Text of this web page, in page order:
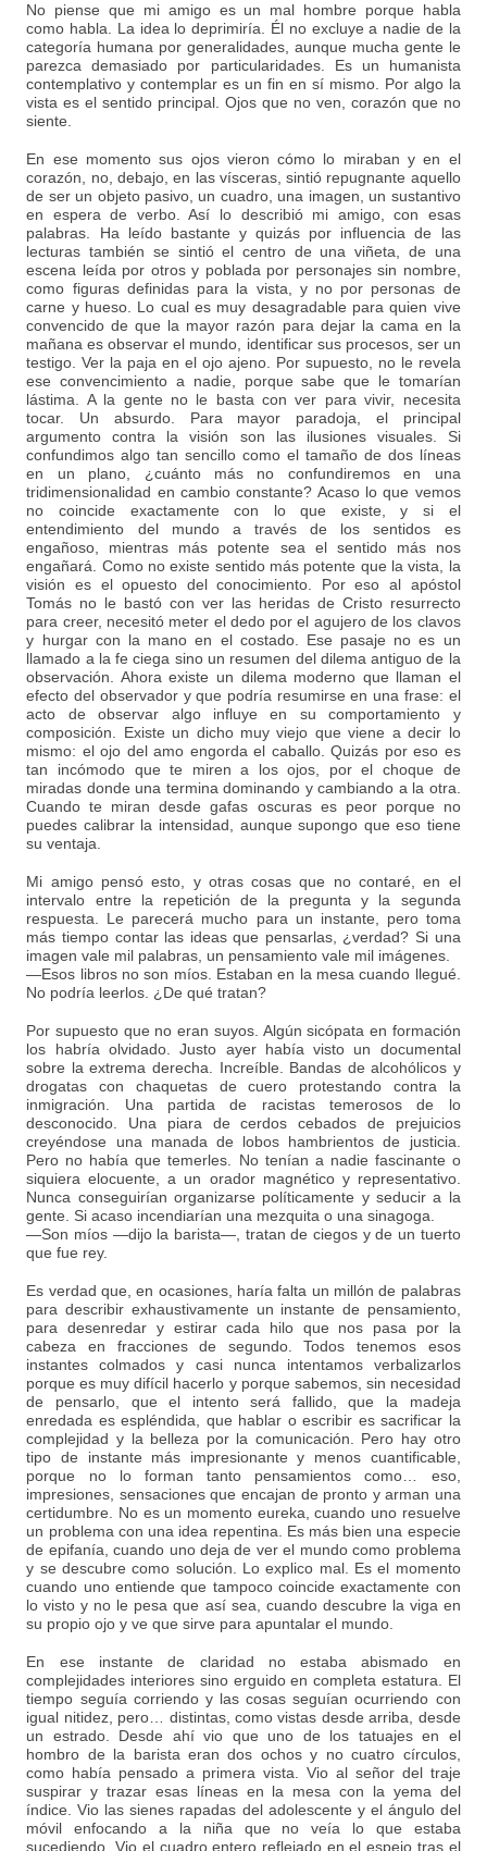
No piense que mi amigo es un mal hombre porque habla
como habla. La idea lo deprimiría. Él no excluye a nadie de la
categoría humana por generalidades, aunque mucha gente le
parezca demasiado por particularidades. Es un humanista
contemplativo y contemplar es un fin en sí mismo. Por algo la
vista es el sentido principal. Ojos que no ven, corazón que no
siente.
En ese momento sus ojos vieron cómo lo miraban y en el
corazón, no, debajo, en las vísceras, sintió repugnante aquello
de ser un objeto pasivo, un cuadro, una imagen, un sustantivo
en espera de verbo. Así lo describió mi amigo, con esas
palabras. Ha leído bastante y quizás por influencia de las
lecturas también se sintió el centro de una viñeta, de una
escena leída por otros y poblada por personajes sin nombre,
como figuras definidas para la vista, y no por personas de
carne y hueso. Lo cual es muy desagradable para quien vive
convencido de que la mayor razón para dejar la cama en la
mañana es observar el mundo, identificar sus procesos, ser un
testigo. Ver la paja en el ojo ajeno. Por supuesto, no le revela
ese convencimiento a nadie, porque sabe que le tomarían
lástima. A la gente no le basta con ver para vivir, necesita
tocar. Un absurdo. Para mayor paradoja, el principal
argumento contra la visión son las ilusiones visuales. Si
confundimos algo tan sencillo como el tamaño de dos líneas
en un plano, ¿cuánto más no confundiremos en una
tridimensionalidad en cambio constante? Acaso lo que vemos
no coincide exactamente con lo que existe, y si el
entendimiento del mundo a través de los sentidos es
engañoso, mientras más potente sea el sentido más nos
engañará. Como no existe sentido más potente que la vista, la
visión es el opuesto del conocimiento. Por eso al apóstol
Tomás no le bastó con ver las heridas de Cristo resurrecto
para creer, necesitó meter el dedo por el agujero de los clavos
y hurgar con la mano en el costado. Ese pasaje no es un
llamado a la fe ciega sino un resumen del dilema antiguo de la
observación. Ahora existe un dilema moderno que llaman el
efecto del observador y que podría resumirse en una frase: el
acto de observar algo influye en su comportamiento y
composición. Existe un dicho muy viejo que viene a decir lo
mismo: el ojo del amo engorda el caballo. Quizás por eso es
tan incómodo que te miren a los ojos, por el choque de
miradas donde una termina dominando y cambiando a la otra.
Cuando te miran desde gafas oscuras es peor porque no
puedes calibrar la intensidad, aunque supongo que eso tiene
su ventaja.
Mi amigo pensó esto, y otras cosas que no contaré, en el
intervalo entre la repetición de la pregunta y la segunda
respuesta. Le parecerá mucho para un instante, pero toma
más tiempo contar las ideas que pensarlas, ¿verdad? Si una
imagen vale mil palabras, un pensamiento vale mil imágenes.
—Esos libros no son míos. Estaban en la mesa cuando llegué.
No podría leerlos. ¿De qué tratan?
Por supuesto que no eran suyos. Algún sicópata en formación
los habría olvidado. Justo ayer había visto un documental
sobre la extrema derecha. Increíble. Bandas de alcohólicos y
drogatas con chaquetas de cuero protestando contra la
inmigración. Una partida de racistas temerosos de lo
desconocido. Una piara de cerdos cebados de prejuicios
creyéndose una manada de lobos hambrientos de justicia.
Pero no había que temerles. No tenían a nadie fascinante o
siquiera elocuente, a un orador magnético y representativo.
Nunca conseguirían organizarse políticamente y seducir a la
gente. Si acaso incendiarían una mezquita o una sinagoga.
—Son míos —dijo la barista—, tratan de ciegos y de un tuerto
que fue rey.
Es verdad que, en ocasiones, haría falta un millón de palabras
para describir exhaustivamente un instante de pensamiento,
para desenredar y estirar cada hilo que nos pasa por la
cabeza en fracciones de segundo. Todos tenemos esos
instantes colmados y casi nunca intentamos verbalizarlos
porque es muy difícil hacerlo y porque sabemos, sin necesidad
de pensarlo, que el intento será fallido, que la madeja
enredada es espléndida, que hablar o escribir es sacrificar la
complejidad y la belleza por la comunicación. Pero hay otro
tipo de instante más impresionante y menos cuantificable,
porque no lo forman tanto pensamientos como… eso,
impresiones, sensaciones que encajan de pronto y arman una
certidumbre. No es un momento eureka, cuando uno resuelve
un problema con una idea repentina. Es más bien una especie
de epifanía, cuando uno deja de ver el mundo como problema
y se descubre como solución. Lo explico mal. Es el momento
cuando uno entiende que tampoco coincide exactamente con
lo visto y no le pesa que así sea, cuando descubre la viga en
su propio ojo y ve que sirve para apuntalar el mundo.
En ese instante de claridad no estaba abismado en
complejidades interiores sino erguido en completa estatura. El
tiempo seguía corriendo y las cosas seguían ocurriendo con
igual nitidez, pero… distintas, como vistas desde arriba, desde
un estrado. Desde ahí vio que uno de los tatuajes en el
hombro de la barista eran dos ochos y no cuatro círculos,
como había pensado a primera vista. Vio al señor del traje
suspirar y trazar esas líneas en la mesa con la yema del
índice. Vio las sienes rapadas del adolescente y el ángulo del
móvil enfocando a la niña que no veía lo que estaba
sucediendo. Vio el cuadro entero reflejado en el espejo tras el